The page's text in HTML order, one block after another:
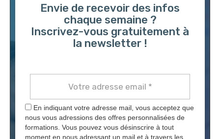
Envie de recevoir des infos
chaque semaine ?
Inscrivez-vous gratuitement à
la newsletter !
En indiquant votre adresse mail, vous acceptez que
nous vous adressions des offres personnalisées de
formations. Vous pouvez vous désinscrire à tout
moment en nous adressant un mail et à travers les